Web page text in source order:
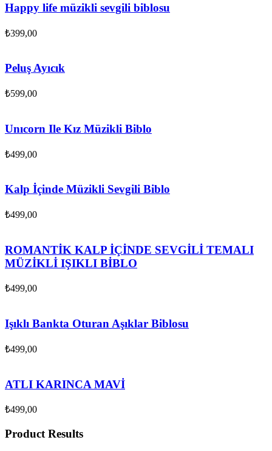
Happy life müzikli sevgili biblosu
₺399,00
Peluş Ayıcık
₺599,00
Unıcorn Ile Kız Müzikli Biblo
₺499,00
Kalp İçinde Müzikli Sevgili Biblo
₺499,00
ROMANTİK KALP İÇİNDE SEVGİLİ TEMALI
MÜZİKLİ IŞIKLI BİBLO
₺499,00
Işıklı Bankta Oturan Aşıklar Biblosu
₺499,00
ATLI KARINCA MAVİ
₺499,00
Product Results